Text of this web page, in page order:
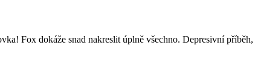
Fox dokáže snad nakreslit úplně všechno. Depresivní